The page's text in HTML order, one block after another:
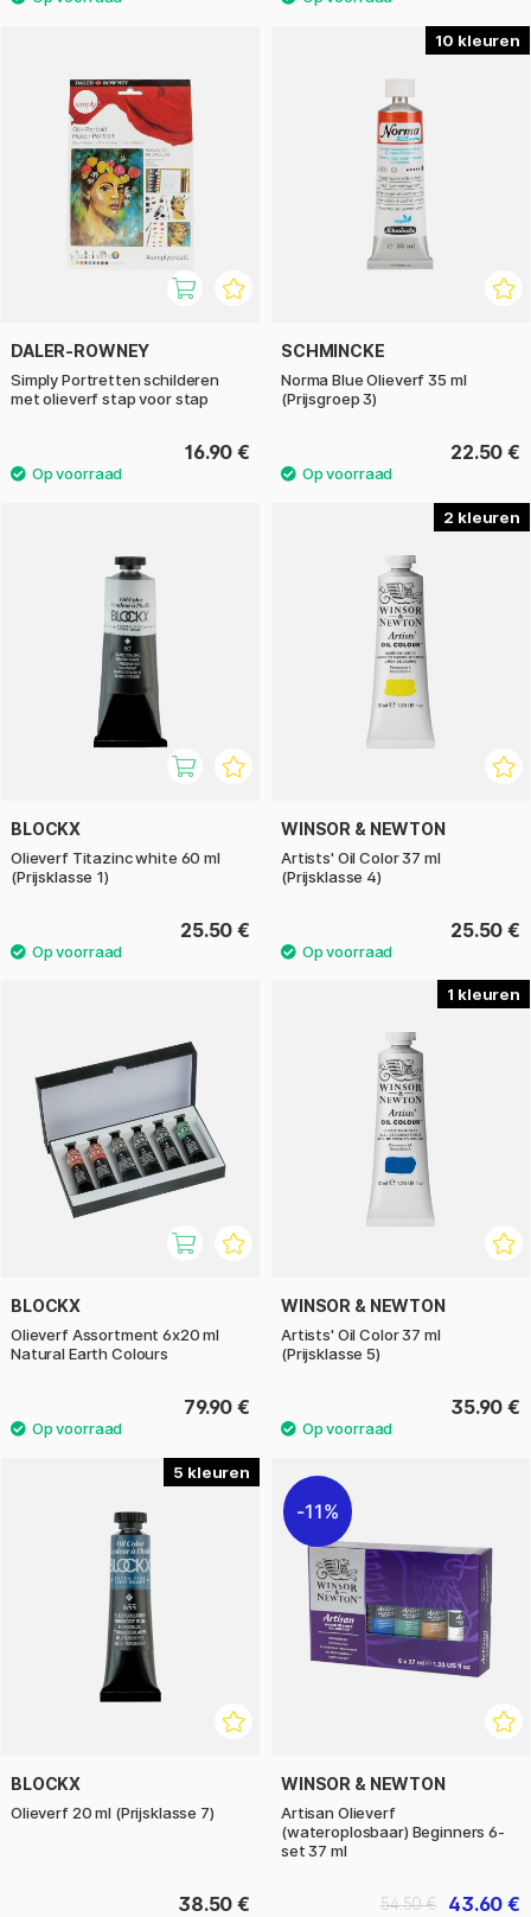
DALER-ROWNEY
Simply Portretten schilderen
met olieverf stap voor stap
16.90 €
10
SCHMINCKE
Norma Blue Olieverf 35 ml
(Prijsgroep 3)
22.50 €
BLOCKX
Olieverf Titazinc white 60 ml
(Prijsklasse 1)
25.50 €
2
WINSOR & NEWTON
Artists' Oil Color 37 ml
(Prijsklasse 4)
25.50 €
BLOCKX
Olieverf Assortment 6x20 ml
Natural Earth Colours
79.90 €
1
WINSOR & NEWTON
Artists' Oil Color 37 ml
(Prijsklasse 5)
35.90 €
5
BLOCKX
Olieverf 20 ml (Prijsklasse 7)
38.50 €
11%
WINSOR & NEWTON
Artisan Olieverf
(wateroplosbaar) Beginners 6-
set 37 ml
43.60 €
54.50 €